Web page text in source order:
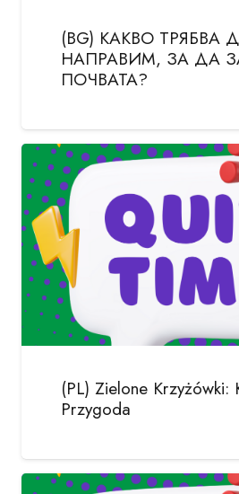
(BG) КАКВО ТРЯБВА
НАПРАВИМ, ЗА ДА
ПОЧВАТА?
(PL) Zielone Krzyżówki:
Przygoda